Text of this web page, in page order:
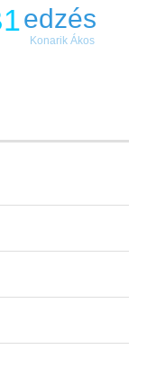
edzés
Konarik Ákos